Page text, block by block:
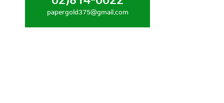
papergold375@gmail.com